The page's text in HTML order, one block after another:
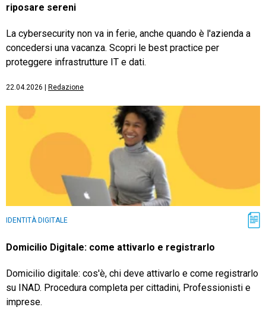
riposare sereni
La cybersecurity non va in ferie, anche quando è l'azienda a
concedersi una vacanza. Scopri le best practice per
proteggere infrastrutture IT e dati.
22.04.2026 Redazione
IDENTITÀ DIGITALE
Domicilio Digitale: come attivarlo e registrarlo
Domicilio digitale: cos'è, chi deve attivarlo e come registrarlo
su INAD. Procedura completa per cittadini, Professionisti e
imprese.